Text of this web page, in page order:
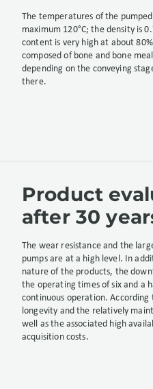
The temperatures of the
maximum 120°C; the density is
content is very high at about
composed of bone and bone
depending on the conveying
there.
Product
after 30
The wear resistance and the
pumps are at a high level. In
nature of the products, the
the operating times of six and a
continuous operation. According
longevity and the relatively
well as the associated high
acquisition costs.